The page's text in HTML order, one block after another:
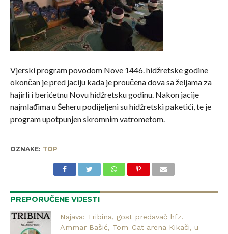
Vjerski program povodom Nove 1446. hidžretske godine
okončan je pred jaciju kada je proučena dova sa željama za
hajirli i berićetnu Novu hidžretsku godinu. Nakon jacije
najmlađima u Šeheru podijeljeni su hidžretski paketići, te je
program upotpunjen skromnim vatrometom.
OZNAKE: TOP
PREPORUČENE VIJESTI
Najava: Tribina, gost predavač hfz.
Ammar Bašić, Tom-Cat arena Kikači, u